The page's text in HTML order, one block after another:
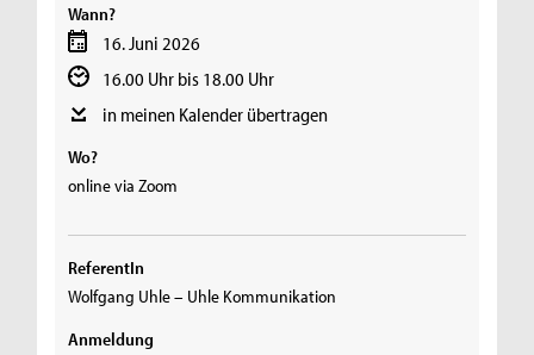
Wann?
16. Juni 2026
16.00 Uhr bis 18.00 Uhr
in meinen Kalender übertragen
Wo?
online via Zoom
ReferentIn
Wolfgang Uhle – Uhle Kommunikation
Anmeldung